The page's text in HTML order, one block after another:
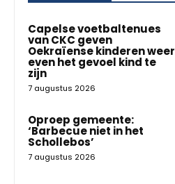
Capelse voetbaltenues
van CKC geven
Oekraïense kinderen weer
even het gevoel kind te
zijn
7 augustus 2026
Oproep gemeente:
‘Barbecue niet in het
Schollebos’
7 augustus 2026